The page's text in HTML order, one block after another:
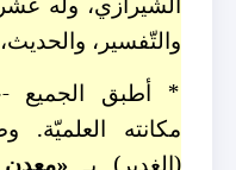
والتّفسير،
* أطبق الجميع
مكانته العلميّة.
(الغدير) بـ«معدن